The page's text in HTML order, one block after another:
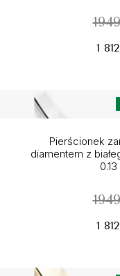
1
Pierścionek
diamentem z
1